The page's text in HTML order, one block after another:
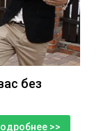
без
>>